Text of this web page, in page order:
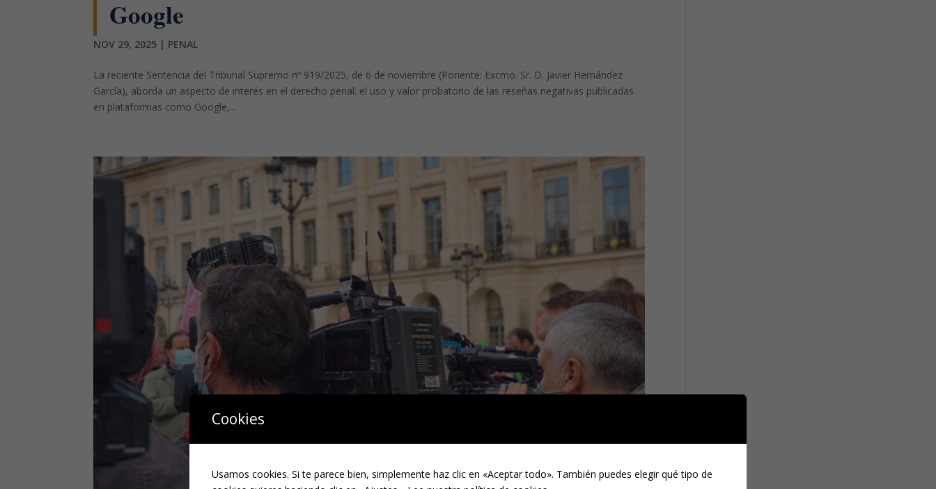
Google
NOV 29, 2025 | PENAL
La reciente Sentencia del Tribunal Supremo nº 919/2025, de 6 de noviembre (Ponente: Excmo. Sr. D. Javier Hernández
García), aborda un aspecto de interés en el derecho penal: el uso y valor probatorio de las reseñas negativas publicadas
en plataformas como Google,...
Cookies
Usamos cookies. Si te parece bien, simplemente haz clic en «Aceptar todo». También puedes elegir qué tipo de